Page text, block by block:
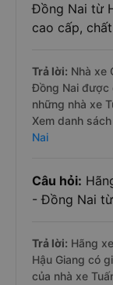
Đồng Nai từ
cao cấp,
Trả lời: Nhà xe
Đồng Nai được
những nhà xe
Xem danh
Nai
Câu hỏi:
- Đồng Nai
Trả lời: Hãng
Hậu Giang có
của nhà xe